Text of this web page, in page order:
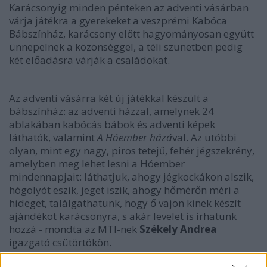
Karácsonyig minden pénteken az adventi vásárban
várja játékra a gyerekeket a veszprémi Kabóca
Bábszínház, karácsony előtt hagyományosan együtt
ünnepelnek a közönséggel, a téli szünetben pedig
két előadásra várják a családokat.
Az adventi vásárra két új játékkal készült a
bábszínház: az adventi házzal, amelynek 24
ablakában kabócás bábok és adventi képek
láthatók, valamintA Hóember házával. Az utóbbi
olyan, mint egy nagy, piros tetejű, fehér jégszekrény,
amelyben meg lehet lesni a Hóember
mindennapjait: láthatjuk, ahogy jégkockákon alszik,
hógolyót eszik, jeget iszik, ahogy hőmérőn méri a
hideget, találgathatunk, hogy ő vajon kinek készít
ajándékot karácsonyra, s akár levelet is írhatunk
hozzá - mondta az MTI-nek Székely Andrea
igazgató csütörtökön.